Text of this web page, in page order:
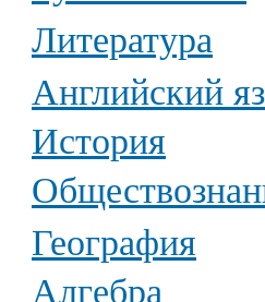
Литература
Английский
История
География
Алгебра